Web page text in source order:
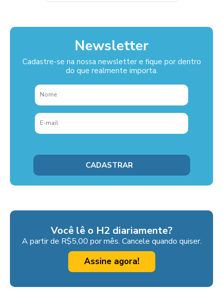
Newsletter
Cadastre-se na nossa newsletter e fique por dentro
do que realmente importa.
Você lê o H2 diariamente?
A partir de R$5,00 por mês. Cancele quando quiser.
Assine agora!